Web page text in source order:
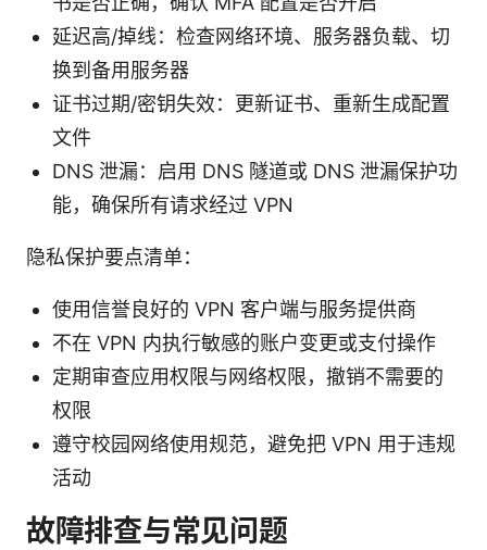
延迟高/掉线：检查网络环境、服务器负载、切
换到备用服务器
证书过期/密钥失效：更新证书、重新生成配置
文件
DNS 泄漏：启用 DNS 隧道或 DNS 泄漏保护功
能，确保所有请求经过 VPN
隐私保护要点清单：
使用信誉良好的 VPN 客户端与服务提供商
不在 VPN 内执行敏感的账户变更或支付操作
定期审查应用权限与网络权限，撤销不需要的
权限
遵守校园网络使用规范，避免把 VPN 用于违规
活动
故障排查与常见问题